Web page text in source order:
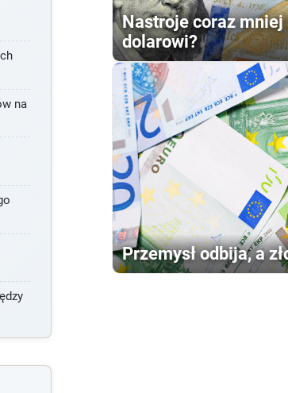
na
Nastroje coraz
dolarowi?
Przemysł odbija, a